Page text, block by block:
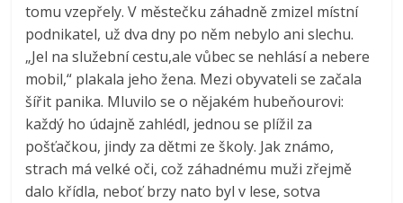
tomu vzepřely. V městečku záhadně zmizel místní
podnikatel, už dva dny po něm nebylo ani slechu.
„Jel na služební cestu,ale vůbec se nehlásí a nebere
mobil,“ plakala jeho žena. Mezi obyvateli se začala
šířit panika. Mluvilo se o nějakém hubeňourovi:
každý ho údajně zahlédl, jednou se plížil za
pošťačkou, jindy za dětmi ze školy. Jak známo,
strach má velké oči, což záhadnému muži zřejmě
dalo křídla, neboť brzy nato byl v lese, sotva